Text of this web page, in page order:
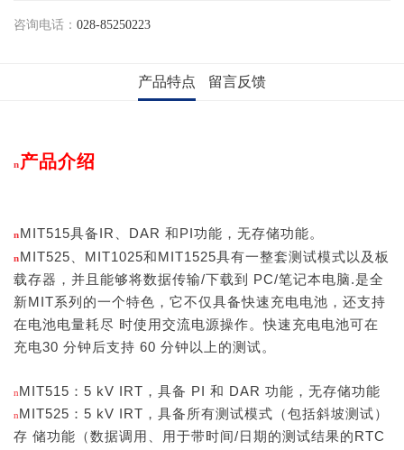
咨询电话： 028-85250223
产品特点 留言反馈
n产品介绍
nMIT515具备IR、DAR 和PI功能，无存储功能。
nMIT525、MIT1025和MIT1525具有一整套测试模式以及板
载存器，并且能够将数据传输/下载到 PC/笔记本电脑.是全
新MIT系列的一个特色，它不仅具备快速充电电池，还支持
在电池电量耗尽 时使用交流电源操作。快速充电电池可在
充电30 分钟后支持 60 分钟以上的测试。
nMIT515： 5 kV IRT，具备 PI 和 DAR 功能，无存储功能
nMIT525： 5 kV IRT，具备所有测试模式（包括斜坡测试）
存 储功能（数据调用、用于带时间/日期的测试结果的RTC